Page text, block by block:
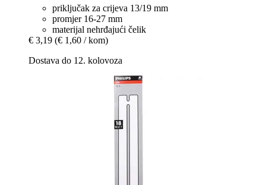
priključak za crijeva 13/19 mm
promjer 16-27 mm
materijal nehrđajući čelik
€ 3,19 (€ 1,60 / kom)
Dostava do 12. kolovoza